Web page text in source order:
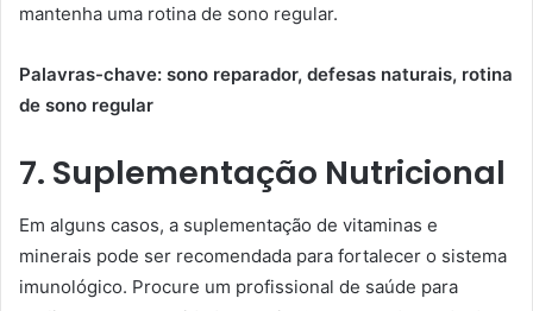
mantenha uma rotina de sono regular.
Palavras-chave: sono reparador, defesas naturais, rotina
de sono regular
7. Suplementação Nutricional
Em alguns casos, a suplementação de vitaminas e
minerais pode ser recomendada para fortalecer o sistema
imunológico. Procure um profissional de saúde para